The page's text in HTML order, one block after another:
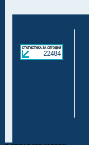
22484